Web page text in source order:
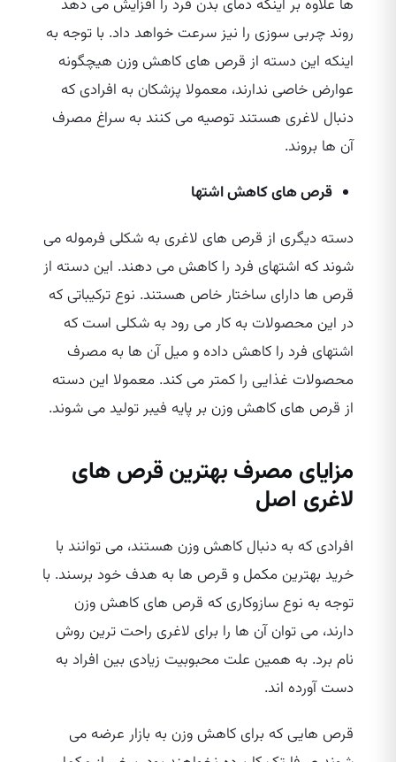
ها علاوه بر اینکه دمای بدن فرد را افزایش می‌ دهد
روند چربی سوزی را نیز سرعت خواهد داد. با توجه به
اینکه این دسته از قرص‌ های کاهش وزن هیچگونه
عوارض خاصی ندارند، معمولا پزشکان به افرادی که
دنبال لاغری هستند توصیه می‌ کنند به سراغ مصرف
آن ها بروند.
قرص‌ های کاهش اشتها
دسته دیگری از قرص‌ های لاغری به شکلی فرموله می‌
شوند که اشتهای فرد را کاهش می‌ دهند. این دسته از
قرص‌ ها دارای ساختار خاص هستند. نوع ترکیباتی که
در این محصولات به کار می‌ رود به شکلی است که
اشتهای فرد را کاهش داده و میل آن ها به مصرف
محصولات غذایی را کمتر می‌ کند. معمولا این دسته
از قرص‌ های کاهش وزن بر پایه فیبر تولید می‌ شوند.
مزایای مصرف بهترین قرص‌ های
لاغری اصل
افرادی که به دنبال کاهش وزن هستند، می‌ توانند با
خرید بهترین مکمل و قرص‌ ها به هدف خود برسند. با
توجه به نوع سازوکاری که قرص‌ های کاهش وزن
دارند، می‌ توان آن ها را برای لاغری راحت‌ ترین روش
نام برد. به همین علت محبوبیت زیادی بین افراد به
دست آورده‌ اند.
قرص‌ هایی که برای کاهش وزن به بازار عرضه می‌